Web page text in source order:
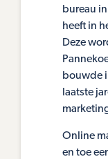
bureau
heeft in
Deze
bouwde
laatste
Online
en toe